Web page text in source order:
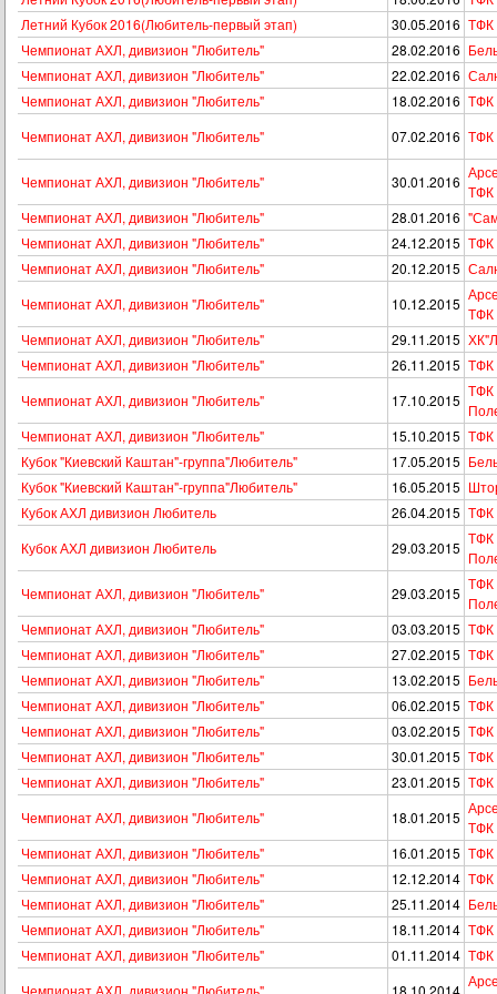
Летний Кубок 2016(Любитель-первый этап)
30.05.2016 ТФК
Чемпионат АХЛ, дивизион "Любитель"
28.02.2016
Чемпионат АХЛ, дивизион "Любитель"
22.02.2016
Чемпионат АХЛ, дивизион "Любитель"
18.02.2016 ТФК
Чемпионат АХЛ, дивизион "Любитель"
07.02.2016 ТФК
Чемпионат АХЛ, дивизион "Любитель" 30.01.2016
ТФК
Чемпионат АХЛ, дивизион "Любитель"
28.01.2016
Чемпионат АХЛ, дивизион "Любитель"
24.12.2015 ТФК
Чемпионат АХЛ, дивизион "Любитель"
20.12.2015
Чемпионат АХЛ, дивизион "Любитель"
10.12.2015
ТФК
Чемпионат АХЛ, дивизион "Любитель"
29.11.2015
Чемпионат АХЛ, дивизион "Любитель"
26.11.2015 ТФК
Чемпионат АХЛ, дивизион "Любитель"
17.10.2015
ТФК
Чемпионат АХЛ, дивизион "Любитель"
15.10.2015 ТФК
Кубок "Киевский Каштан"-группа"Любитель"
17.05.2015
Кубок "Киевский Каштан"-группа"Любитель"
16.05.2015
Кубок АХЛ дивизион Любитель
26.04.2015 ТФК
Кубок АХЛ дивизион Любитель
29.03.2015
ТФК
Чемпионат АХЛ, дивизион "Любитель"
29.03.2015
ТФК
Чемпионат АХЛ, дивизион "Любитель"
03.03.2015 ТФК
Чемпионат АХЛ, дивизион "Любитель"
27.02.2015 ТФК
Чемпионат АХЛ, дивизион "Любитель"
13.02.2015
Чемпионат АХЛ, дивизион "Любитель"
06.02.2015 ТФК
Чемпионат АХЛ, дивизион "Любитель"
03.02.2015 ТФК
Чемпионат АХЛ, дивизион "Любитель"
30.01.2015 ТФК
Чемпионат АХЛ, дивизион "Любитель"
23.01.2015 ТФК
Чемпионат АХЛ, дивизион "Любитель"
18.01.2015
ТФК
Чемпионат АХЛ, дивизион "Любитель"
16.01.2015 ТФК
Чемпионат АХЛ, дивизион "Любитель"
12.12.2014 ТФК
Чемпионат АХЛ, дивизион "Любитель"
25.11.2014
Чемпионат АХЛ, дивизион "Любитель"
18.11.2014 ТФК
Чемпионат АХЛ, дивизион "Любитель"
01.11.2014 ТФК
Чемпионат АХЛ, дивизион "Любитель"
18.10.2014